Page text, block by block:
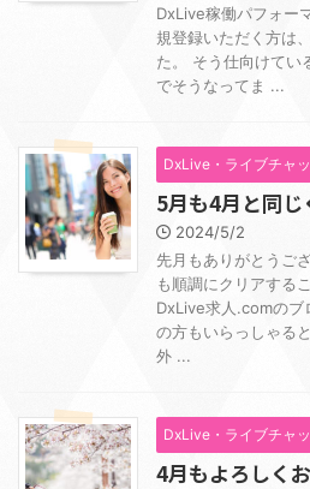
DxLive稼働パフォー
規登録いただく方は
た。 そう仕向けてい
でそうなってま ...
DxLive・ライブチャ
5月も4月と同じ
2024/5/2
先月もありがとうご
も順調にクリアする
DxLive求人.comのブ
の方もいらっしゃる
外 ...
DxLive・ライブチャ
4月もよろしく